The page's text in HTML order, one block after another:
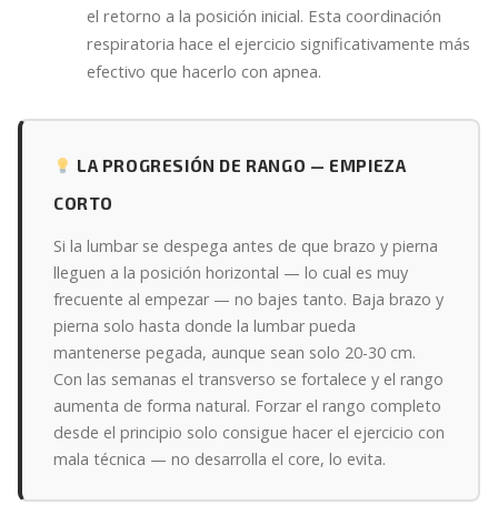
el retorno a la posición inicial. Esta coordinación
respiratoria hace el ejercicio significativamente más
efectivo que hacerlo con apnea.
LA PROGRESIÓN DE RANGO — EMPIEZA
CORTO
Si la lumbar se despega antes de que brazo y pierna
lleguen a la posición horizontal — lo cual es muy
frecuente al empezar — no bajes tanto. Baja brazo y
pierna solo hasta donde la lumbar pueda
mantenerse pegada, aunque sean solo 20-30 cm.
Con las semanas el transverso se fortalece y el rango
aumenta de forma natural. Forzar el rango completo
desde el principio solo consigue hacer el ejercicio con
mala técnica — no desarrolla el core, lo evita.